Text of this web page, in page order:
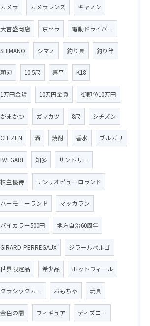
カメラ カメラレンズ キャノン
大吉盛岡店 京セラ 電動ドライバー
SHIMANO シマノ 釣り具 釣り竿
頼刃 10.5尺 喜平 K18
1万円金貨 10万円金貨 御即位10万円
がまかつ ガマカツ 8尺 シチズン
CITIZEN 酒 焼酎 香水 ブルガリ
BVLGARI 知多 サントリー
株主優待 サンリオピューロランド
ハーモニーランド マッカラン
バイカラー500円 地方自治60周年
GIRARD-PERREGAUX ジラールペルゴ
世界限定品 希少品 ホットウィール
クラシックカー おもちゃ 玩具
金色の闇 フィギュア ディズニー